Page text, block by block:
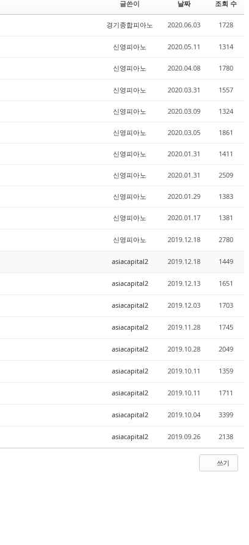
글쓴이 날짜 조회 수
경기종합피아노 2020.06.03 1728
신영피아노 2020.05.11 1314
신영피아노 2020.04.08 1780
신영피아노 2020.03.31 1557
신영피아노 2020.03.09 1324
신영피아노 2020.03.05 1861
신영피아노 2020.01.31 1411
신영피아노 2020.01.31 2509
신영피아노 2020.01.29 1383
신영피아노 2020.01.17 1381
신영피아노 2019.12.18 2780
asiacapital2 2019.12.18 1449
asiacapital2 2019.12.13 1651
asiacapital2 2019.12.03 1703
asiacapital2 2019.11.28 1745
asiacapital2 2019.10.28 2049
asiacapital2 2019.10.11 1359
asiacapital2 2019.10.11 1711
asiacapital2 2019.10.04 3399
asiacapital2 2019.09.26 2138
쓰기